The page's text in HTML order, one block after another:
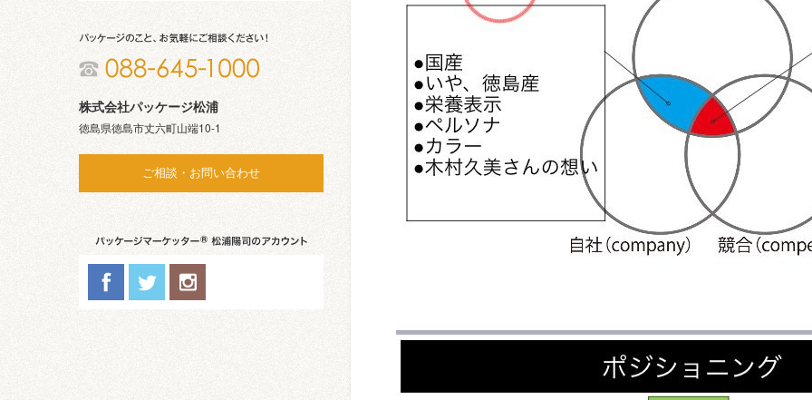
株式会社パッケージ松浦
徳島県徳島市丈六町山端10-1
ご相談・お問い合わせ